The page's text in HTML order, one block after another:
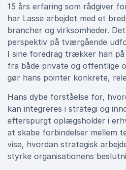
15 års erfaring som rådgiver
har Lasse arbejdet med et
brancher og virksomheder.
perspektiv på tværgående
I sine foredrag trækker han
fra både private og offentlige
gør hans pointer konkrete,
Hans dybe forståelse for,
kan integreres i strategi og
efterspurgt oplægsholder i
at skabe forbindelser mellem
vise, hvordan strategisk
styrke organisationens